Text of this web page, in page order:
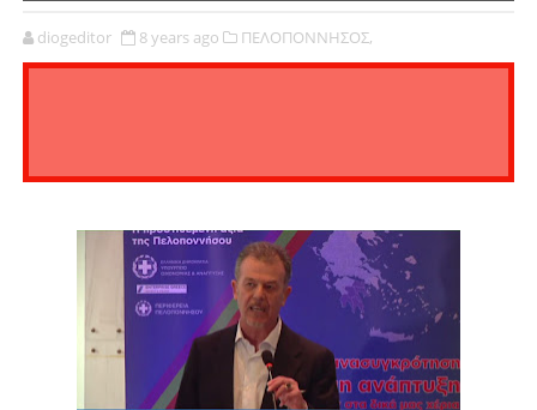
diogeditor 8 years ago ΠΕΛΟΠΟΝΝΗΣΟΣ,